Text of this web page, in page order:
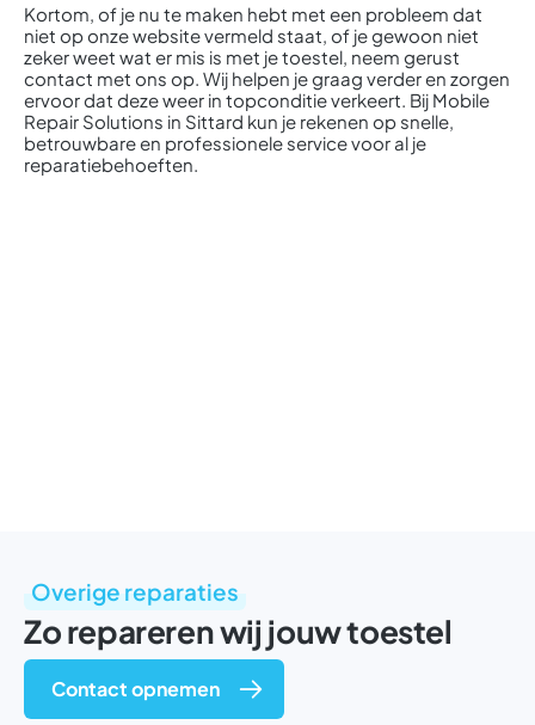
Kortom, of je nu te maken hebt met een probleem dat
niet op onze website vermeld staat, of je gewoon niet
zeker weet wat er mis is met je toestel, neem gerust
contact met ons op. Wij helpen je graag verder en zorgen
ervoor dat deze weer in topconditie verkeert. Bij Mobile
Repair Solutions in Sittard kun je rekenen op snelle,
betrouwbare en professionele service voor al je
reparatiebehoeften.
Overige reparaties
Zo repareren wij jouw toestel
Contact opnemen